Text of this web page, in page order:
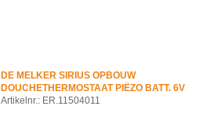
DE MELKER SIRIUS OPBOUW
DOUCHETHERMOSTAAT PIËZO BATT. 6V
Artikelnr.: ER.11504011